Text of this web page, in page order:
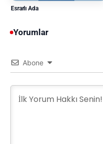
Esrarlı Ada
Yorumlar
Abone